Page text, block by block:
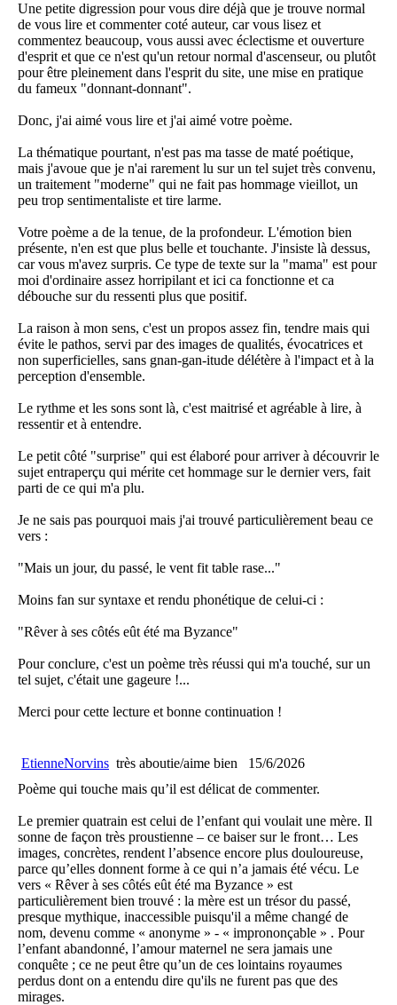
Une petite digression pour vous dire déjà que je trouve normal
de vous lire et commenter coté auteur, car vous lisez et
commentez beaucoup, vous aussi avec éclectisme et ouverture
d'esprit et que ce n'est qu'un retour normal d'ascenseur, ou plutôt
pour être pleinement dans l'esprit du site, une mise en pratique
du fameux "donnant-donnant".
Donc, j'ai aimé vous lire et j'ai aimé votre poème.
La thématique pourtant, n'est pas ma tasse de maté poétique,
mais j'avoue que je n'ai rarement lu sur un tel sujet très convenu,
un traitement "moderne" qui ne fait pas hommage vieillot, un
peu trop sentimentaliste et tire larme.
Votre poème a de la tenue, de la profondeur. L'émotion bien
présente, n'en est que plus belle et touchante. J'insiste là dessus,
car vous m'avez surpris. Ce type de texte sur la "mama" est pour
moi d'ordinaire assez horripilant et ici ca fonctionne et ca
débouche sur du ressenti plus que positif.
La raison à mon sens, c'est un propos assez fin, tendre mais qui
évite le pathos, servi par des images de qualités, évocatrices et
non superficielles, sans gnan-gan-itude délétère à l'impact et à la
perception d'ensemble.
Le rythme et les sons sont là, c'est maitrisé et agréable à lire, à
ressentir et à entendre.
Le petit côté "surprise" qui est élaboré pour arriver à découvrir le
sujet entraperçu qui mérite cet hommage sur le dernier vers, fait
parti de ce qui m'a plu.
Je ne sais pas pourquoi mais j'ai trouvé particulièrement beau ce
vers :
"Mais un jour, du passé, le vent fit table rase..."
Moins fan sur syntaxe et rendu phonétique de celui-ci :
"Rêver à ses côtés eût été ma Byzance"
Pour conclure, c'est un poème très réussi qui m'a touché, sur un
tel sujet, c'était une gageure !...
Merci pour cette lecture et bonne continuation !
EtienneNorvins très aboutie/aime bien
15/6/2026
Poème qui touche mais qu’il est délicat de commenter.
Le premier quatrain est celui de l’enfant qui voulait une mère. Il
sonne de façon très proustienne – ce baiser sur le front… Les
images, concrètes, rendent l’absence encore plus douloureuse,
parce qu’elles donnent forme à ce qui n’a jamais été vécu. Le
vers « Rêver à ses côtés eût été ma Byzance » est
particulièrement bien trouvé : la mère est un trésor du passé,
presque mythique, inaccessible puisqu'il a même changé de
nom, devenu comme « anonyme » - « imprononçable » . Pour
l’enfant abandonné, l’amour maternel ne sera jamais une
conquête ; ce ne peut être qu’un de ces lointains royaumes
perdus dont on a entendu dire qu'ils ne furent pas que des
mirages.